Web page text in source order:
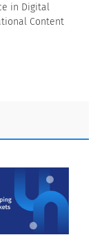
in Digital
Content